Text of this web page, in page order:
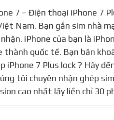
7 – Điện thoại iPhone 7
Nam. Bạn gắn sim nhà
iPhone của bạn là
thành quốc tế. Bạn băn
iPhone 7 Plus lock ? Hãy
tôi chuyên nhận ghép
cao nhất lấy liền chỉ 30